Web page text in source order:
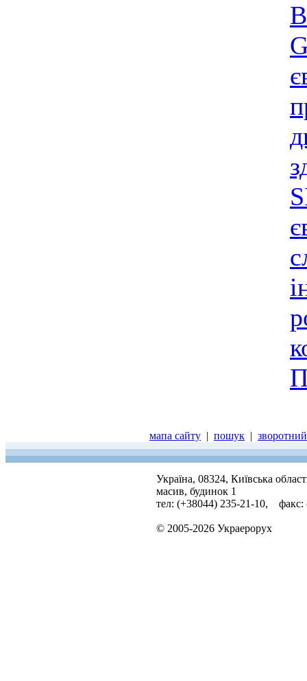
мапа сайту | пошук |
Україна, 08324, Київська
масив, будинок 1
тел: (+38044) 235-21-10, факс:
© 2005-2026 Украерорух